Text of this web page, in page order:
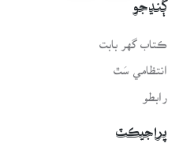
ڳنڍجو
ڪتاب گهر بابت
انتظامي سَٿ
رابطو
پراجيڪٽ